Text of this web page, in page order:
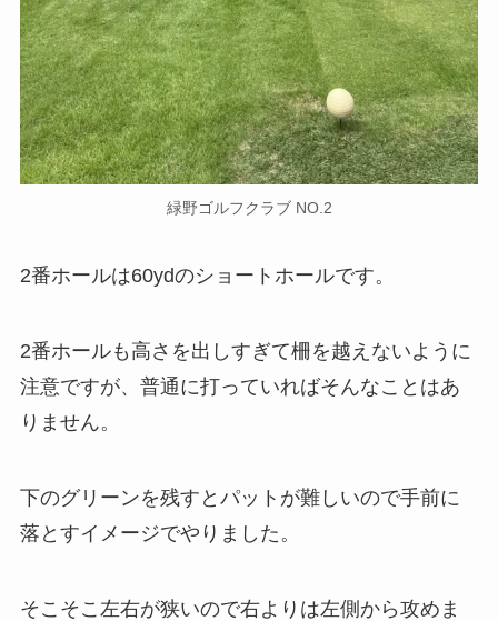
緑野ゴルフクラブ NO.2
2番ホールは60ydのショートホールです。
2番ホールも高さを出しすぎて柵を越えないように
注意ですが、普通に打っていればそんなことはあ
りません。
下のグリーンを残すとパットが難しいので手前に
落とすイメージでやりました。
そこそこ左右が狭いので右よりは左側から攻めま